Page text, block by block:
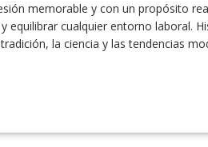
memorable y con un propósito
cualquier entorno laboral.
la ciencia y las tendencias